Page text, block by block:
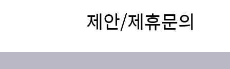
제안/제휴문의